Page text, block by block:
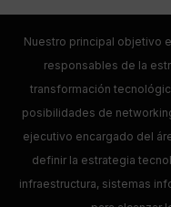
Nuestro principal objetivo
responsables de la
transformación
posibilidades de
ejecutivo encargado del
definir la estrategia
infraestructura, sistemas